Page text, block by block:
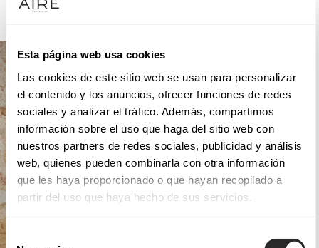
Esta página web usa cookies
Las cookies de este sitio web se usan para personalizar
el contenido y los anuncios, ofrecer funciones de redes
sociales y analizar el tráfico. Además, compartimos
información sobre el uso que haga del sitio web con
nuestros partners de redes sociales, publicidad y análisis
web, quienes pueden combinarla con otra información
que les haya proporcionado o que hayan recopilado a
partir del uso que haya hecho de sus servicios.
Selección